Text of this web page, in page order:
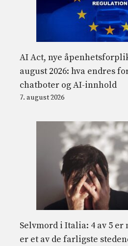
AI Act, nye
august 2026: hva endres
chatboter og AI-innhold
7. august 2026
Selvmord i Italia: 4 av 5
er et av de farligste